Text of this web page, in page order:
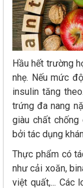
Hầu hết trường
nhẹ. Nếu mức
insulin tăng
trứng đa nang
giàu chất chống
bởi tác dụng
Thực phẩm có
như cải xoăn,
việt quất,... Các